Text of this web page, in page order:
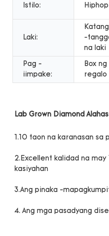
Istilo: Hiphop
Laki:
-
na laki
Pag -
iimpake:
Box ng
regalo
2.Excellent kalidad na